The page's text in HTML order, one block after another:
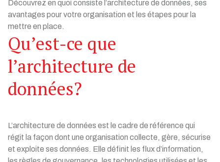
Découvrez en quoi consiste l’architecture de données, ses
avantages pour votre organisation et les étapes pour la
mettre en place.
Qu’est-ce que
l’architecture de
données?
L’architecture de données est le cadre de référence qui
régit la façon dont une organisation collecte, gère, sécurise
et exploite ses données. Elle définit les flux d’information,